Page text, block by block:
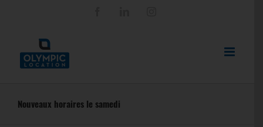
Nouveaux horaires le samedi